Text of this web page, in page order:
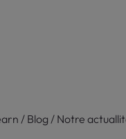
/ Blog / Notre